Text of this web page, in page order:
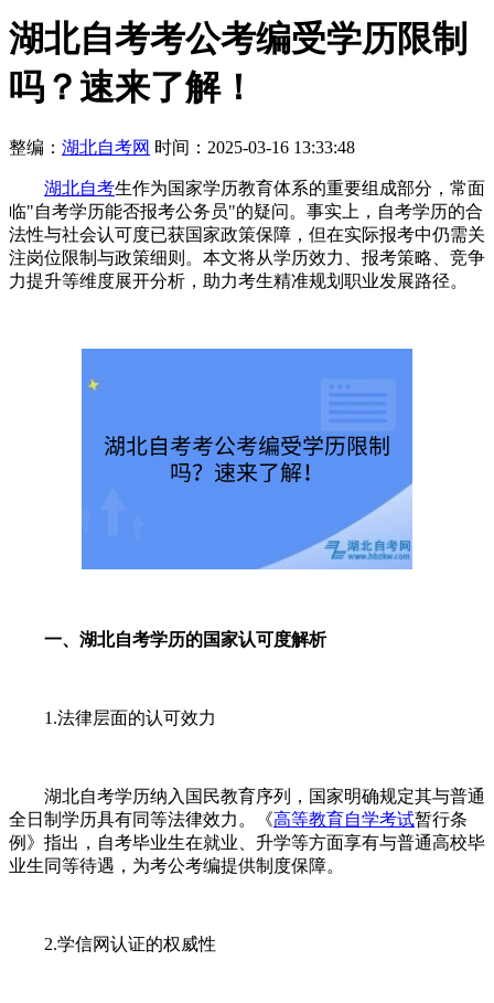
湖北自考考公考编受学历限制
吗？速来了解！
整编： 湖北自考网 时间：2025-03-16 13:33:48
湖北自考生作为国家学历教育体系的重要组成部分，常面
临"自考学历能否报考公务员"的疑问。事实上，自考学历的合
法性与社会认可度已获国家政策保障，但在实际报考中仍需关
注岗位限制与政策细则。本文将从学历效力、报考策略、竞争
力提升等维度展开分析，助力考生精准规划职业发展路径。
一、湖北自考学历的国家认可度解析
1.法律层面的认可效力
湖北自考学历纳入国民教育序列，国家明确规定其与普通
全日制学历具有同等法律效力。《高等教育自学考试暂行条
例》指出，自考毕业生在就业、升学等方面享有与普通高校毕
业生同等待遇，为考公考编提供制度保障。
2.学信网认证的权威性